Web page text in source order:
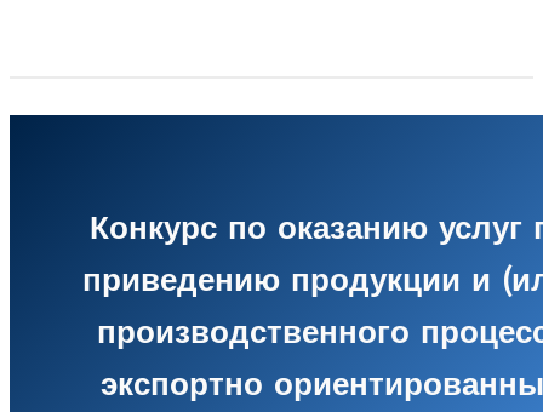
Конкурс по оказанию услуг
приведению продукции и
производственного
экспортно